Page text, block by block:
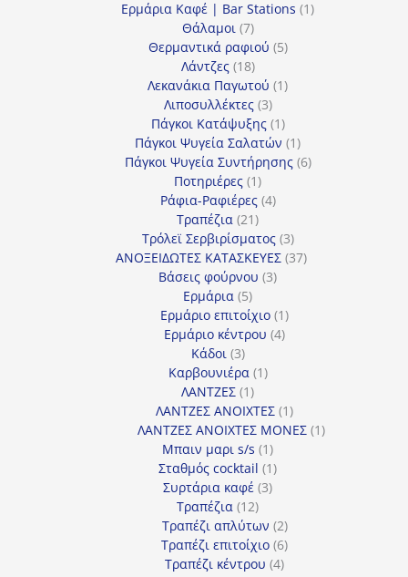
προϊόντα
Ερμάρια Καφέ | Bar Stations 11
Θάλαμοι 77
προϊόντα
Θερμαντικά ραφιού 55
Λάντζες 1818
προϊόντα
Λεκανάκια Παγωτού 11
Λιποσυλλέκτες 33
προϊόντα
Πάγκοι Κατάψυξης 11
προϊόν
Πάγκοι Ψυγεία Σαλατών 11
προϊόν
Πάγκοι Ψυγεία Συντήρησης 66
Ποτηριέρες 11
προϊόν
Ράφια-Ραφιέρες 44
Τραπέζια 2121
προϊόντα
Τρόλεϊ Σερβιρίσματος 33
προϊόντα
ΑΝΟΞΕΙΔΩΤΕΣ ΚΑΤΑΣΚΕΥΕΣ 3737
Βάσεις φούρνου 33
Ερμάρια 55
προϊόντα
Ερμάριο επιτοίχιο 11
προϊόν
Ερμάριο κέντρου 44
Κάδοι 33
προϊόντα
Καρβουνιέρα 11
ΛΑΝΤΖΕΣ 11
προϊόν
ΛΑΝΤΖΕΣ ΑΝΟΙΧΤΕΣ 11
προϊόν
ΛΑΝΤΖΕΣ ΑΝΟΙΧΤΕΣ ΜΟΝΕΣ 11
Μπαιν μαρι s/s 11
προϊόν
Σταθμός cocktail 11
Συρτάρια καφέ 33
Τραπέζια 1212
προϊόντα
Τραπέζι απλύτων 22
προϊόντα
Τραπέζι επιτοίχιο 66
προϊόντα
Τραπέζι κέντρου 44